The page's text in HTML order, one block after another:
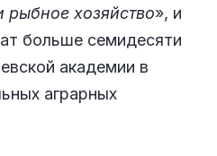
рыбное хозяйство», и
больше семидесяти
академии в
аграрных